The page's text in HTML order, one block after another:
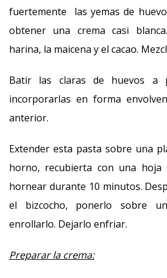
fuertemente las yemas de
obtener una crema casi
harina, la maicena y el cacao.
Batir las claras de huevos
incorporarlas en forma
anterior.
Extender esta pasta sobre una
horno, recubierta con una hoja
hornear durante 10 minutos.
el bizcocho, ponerlo sobre
enrollarlo. Dejarlo enfriar.
Preparar la crema: